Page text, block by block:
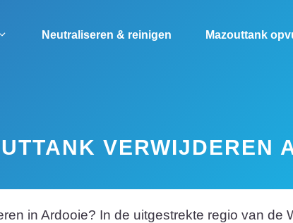
Neutraliseren & reinigen Mazouttank
VERWIJDEREN
in Ardooie? In de uitgestrekte regio van de